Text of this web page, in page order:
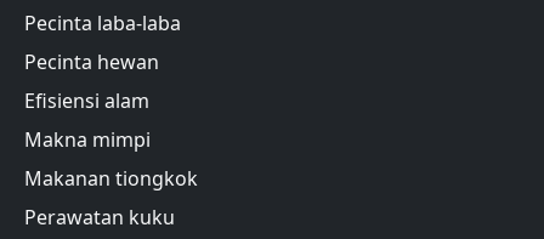
Pecinta laba-laba
Pecinta hewan
Efisiensi alam
Makna mimpi
Makanan tiongkok
Perawatan kuku